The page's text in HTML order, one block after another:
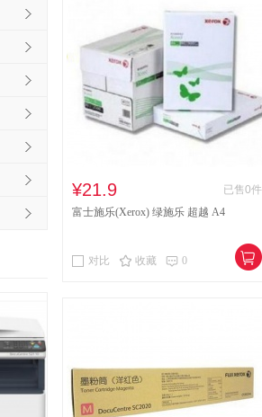
台式计算机（含一体机台式
金属骨架为主的椅凳类
其他床类 竹制、藤制等
木制台、桌类 钢塑台、
木质柜类
音视频矩阵 视频会议会
电冰箱 风扇 服务器
喷墨打印机 针式打印机
¥21.9
已售0件
富士施乐(Xerox) 绿施乐 超越 A4
对比 收藏 0